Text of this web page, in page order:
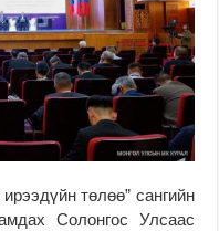
төлөө” сангийн
Солонгос Улсаас